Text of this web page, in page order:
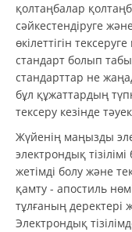
қолтаңбалар
сәйкестендіруге
өкілеттігін
стандарт болып
стандарттар не
бұл құжаттардың
тексеру кезінде
Жүйенің маңызды
электрондық
жетімді болу және
қамту - апостиль
тұлғаның деректері
Электрондық